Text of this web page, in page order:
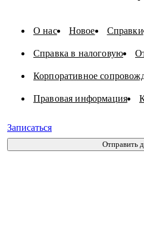
О нас Новое Справки
Справка в налоговую
Корпоративное
Правовая информация
Записаться
Отправить